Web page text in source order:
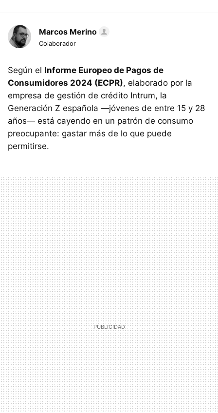
Marcos Merino
Colaborador
Según el Informe Europeo de Pagos de
Consumidores 2024 (ECPR), elaborado por la
empresa de gestión de crédito Intrum, la
Generación Z española —jóvenes de entre 15 y 28
años— está cayendo en un patrón de consumo
preocupante: gastar más de lo que puede
permitirse.